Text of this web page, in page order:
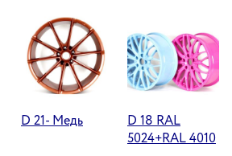
D 21- Медь
D 18 RAL
5024+RAL 4010